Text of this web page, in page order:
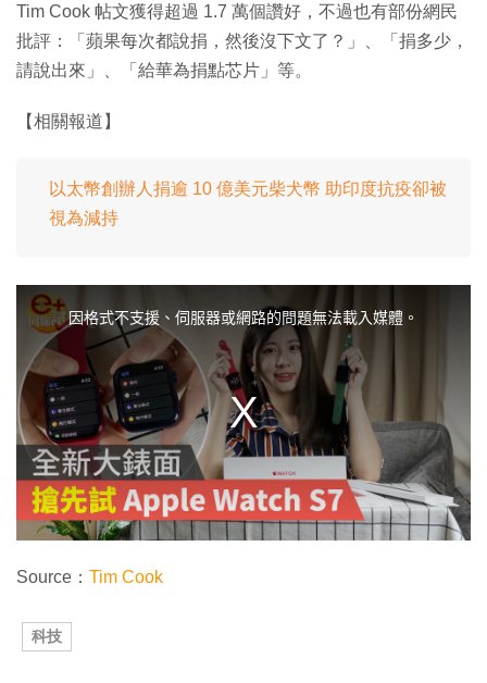
Tim Cook 帖文獲得超過 1.7 萬個讚好，不過也有部份網民
批評：「蘋果每次都說捐，然後沒下文了？」、「捐多少，
請說出來」、「給華為捐點芯片」等。
【相關報道】
以太幣創辦人捐逾 10 億美元柴犬幣 助印度抗疫卻被
視為減持
d
a
w
n
因格式不支援、伺服器或網路的問題無法載入媒體。
Source： Tim Cook
科技